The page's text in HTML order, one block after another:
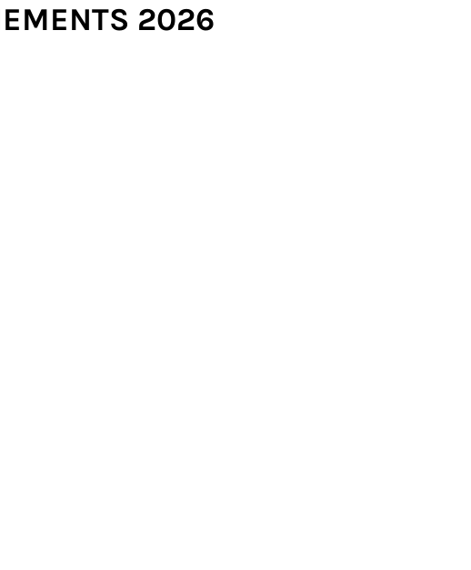
2026